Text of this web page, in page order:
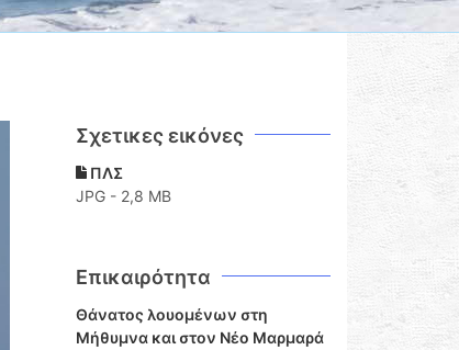
Σχετικες εικόνες
ΠΛΣ
JPG - 2,8 MB
Επικαιρότητα
Θάνατος λουομένων στη
Μήθυμνα και στον Νέο Μαρμαρά